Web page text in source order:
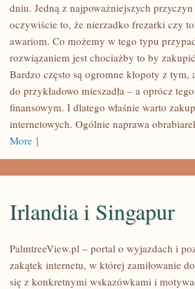
PROFESJONALNA
PRZEPROWADZKOWA
dniu. Jedną z najpoważniejszych
oczywiście to, że nierzadko frezarki czy
awariom. Co możemy w tego typu
rozwiązaniem jest chociażby to by
Bardzo często są ogromne kłopoty z
do przykładowo mieszadła – a oprócz
finansowym. I dlatego właśnie warto
internetowych. Ogólnie naprawa
More ]
Irlandia i Singapur
PalmtreeView.pl – portal o wyjazdach i
zakątek internetu, w której zamiłowanie
się z konkretnymi wskazówkami i